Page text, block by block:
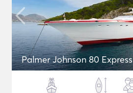
Palmer Johnson 80 Express